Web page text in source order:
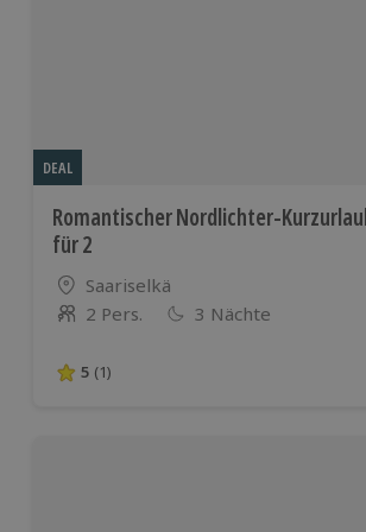
DEAL
Romantischer Nordlichter-
für 2
Standort
Saariselkä
Anzahl der Teilnehmer
2 Pers. 3 Nächte
5 von 5 Sternen basierend auf 1
5 (1)